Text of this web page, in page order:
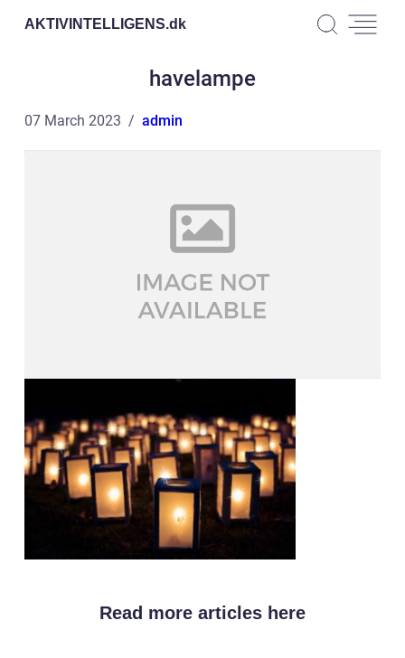
AKTIVINTELLIGENS.dk
havelampe
07 March 2023 admin
Read more articles here